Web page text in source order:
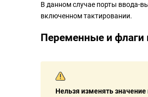
В данном случае порты ввода-
включенном тактировании.
Переменные и флаги
Нельзя изменять